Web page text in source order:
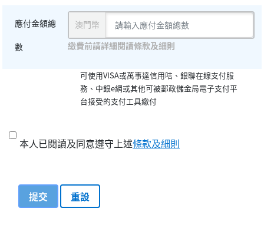
應付金額總
數
澳門幣
繳費前請詳細閱讀條款及細則
可使用VISA或萬事達信用咭、銀聯在線支付服
務、中銀e網或其他可被郵政儲金局電子支付平
台接受的支付工具繳付
本人已閱讀及同意遵守上述條款及細則
提交 重設